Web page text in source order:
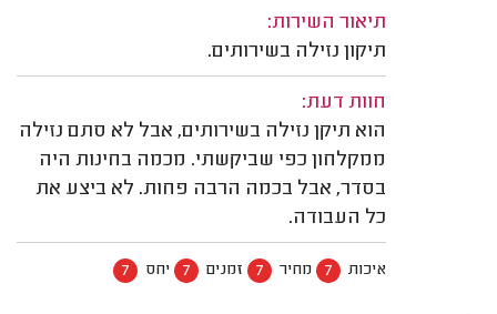
תיאור השירות:
תיקון נזילה בשירותים.
חוות דעת:
הוא תיקן נזילה בשירותים, אבל לא סתם נזילה
ממקלחון כפי שביקשתי. מכמה בחינות היה
בסדר, אבל בכמה הרבה פחות. לא ביצע את
כל העבודה.
איכות 7 מחיר 7 זמנים 7 יחס 7